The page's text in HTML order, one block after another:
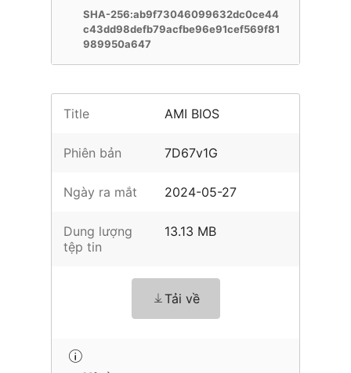
SHA-256:ab9f73046099632dc0ce44
c43dd98defb79acfbe96e91cef569f81
989950a647
Title AMI BIOS
Phiên bản 7D67v1G
Ngày ra mắt 2024-05-27
Dung lượng
tệp tin
13.13 MB
Tải về